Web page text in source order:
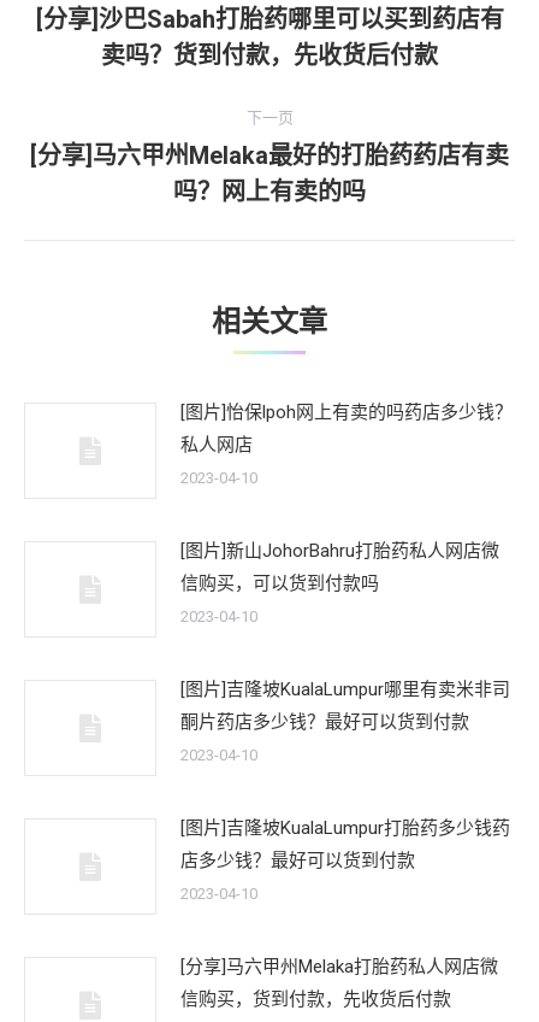
章
上
一
[分享]沙巴Sabah打胎药哪里可以买到药店有
卖吗？货到付款，先收货后付款
下一页
下
一
文
[分享]马六甲州Melaka最好的打胎药药店有卖
吗？网上有卖的吗
相关文章
[图片]怡保lpoh网上有卖的吗药店多少钱？
私人网店
2023-04-10
[图片]新山JohorBahru打胎药私人网店微
信购买，可以货到付款吗
2023-04-10
[图片]吉隆坡KualaLumpur哪里有卖米非司
酮片药店多少钱？最好可以货到付款
2023-04-10
[图片]吉隆坡KualaLumpur打胎药多少钱药
店多少钱？最好可以货到付款
2023-04-10
[分享]马六甲州Melaka打胎药私人网店微
信购买，货到付款，先收货后付款